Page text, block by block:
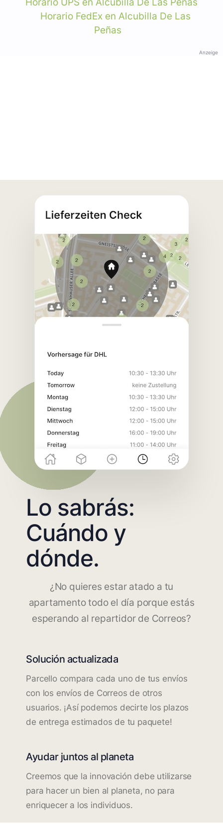
Horario FedEx en Alcubilla De Las
Peñas
Anzeige
Lo sabrás:
Cuándo y
dónde.
¿No quieres estar atado a tu
apartamento todo el día porque estás
esperando al repartidor de Correos?
Solución actualizada
Parcello compara cada uno de tus envíos
con los envíos de Correos de otros
usuarios. ¡Así podemos decirte los plazos
de entrega estimados de tu paquete!
Ayudar juntos al planeta
Creemos que la innovación debe utilizarse
para hacer un bien al planeta, no para
enriquecer a los individuos.